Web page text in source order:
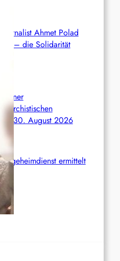
Ahmet Polad
– die Solidarität
einer
bis 30. August 2026
ermittelt